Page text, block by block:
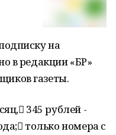
на
в редакции «БР»
газеты.
345 рублей -
только номера с